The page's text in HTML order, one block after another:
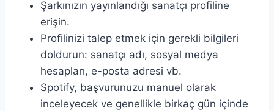
Şarkınızın yayınlandığı sanatçı profiline
erişin.
Profilinizi talep etmek için gerekli bilgileri
doldurun: sanatçı adı, sosyal medya
hesapları, e-posta adresi vb.
Spotify, başvurunuzu manuel olarak
inceleyecek ve genellikle birkaç gün içinde